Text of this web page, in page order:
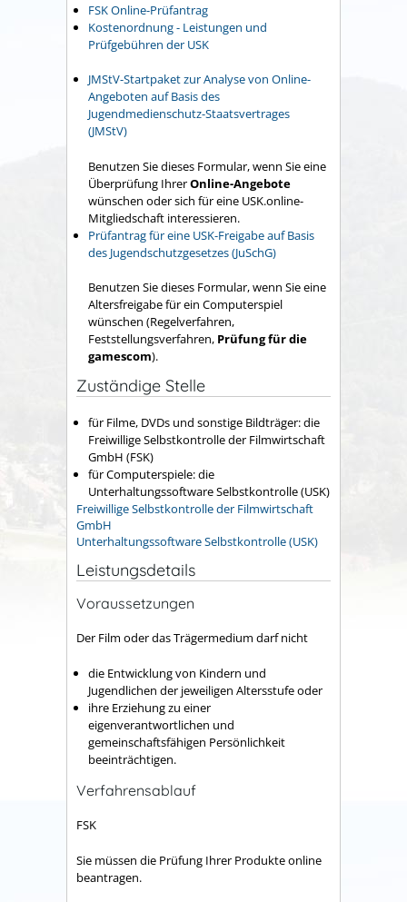
FSK Online-Prüfantrag
Kostenordnung - Leistungen und
Prüfgebühren der USK
JMStV-Startpaket zur Analyse von Online-
Angeboten auf Basis des
Jugendmedienschutz-Staatsvertrages
(JMStV)
Benutzen Sie dieses Formular, wenn Sie eine
Überprüfung IhrerOnline-Angebote
wünschen oder sich für eine USK.online-
Mitgliedschaft interessieren.
Prüfantrag für eine USK-Freigabe auf Basis
des Jugendschutzgesetzes (JuSchG)
Benutzen Sie dieses Formular, wenn Sie eine
Altersfreigabe für ein Computerspiel
wünschen (Regelverfahren,
Feststellungsverfahren, Prüfung für die
gamescom).
Zuständige Stelle
für Filme, DVDs und sonstige Bildträger: die
Freiwillige Selbstkontrolle der Filmwirtschaft
GmbH (FSK)
für Computerspiele: die
Unterhaltungssoftware Selbstkontrolle (USK)
Freiwillige Selbstkontrolle der Filmwirtschaft
GmbH
Unterhaltungssoftware Selbstkontrolle (USK)
Leistungsdetails
Voraussetzungen
Der Film oder das Trägermedium darf nicht
die Entwicklung von Kindern und
Jugendlichen der jeweiligen Altersstufe oder
ihre Erziehung zu einer
eigenverantwortlichen und
gemeinschaftsfähigen Persönlichkeit
beeinträchtigen.
Verfahrensablauf
FSK
Sie müssen die Prüfung Ihrer Produkte online
beantragen.